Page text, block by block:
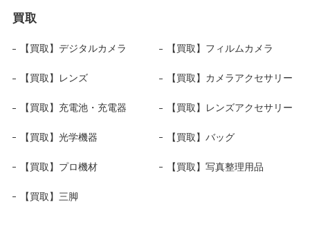
買取
【買取】デジタルカメラ 【買取】フィルムカメラ
【買取】レンズ 【買取】カメラアクセサリー
【買取】充電池・充電器 【買取】レンズアクセサリー
【買取】光学機器 【買取】バッグ
【買取】プロ機材 【買取】写真整理用品
【買取】三脚